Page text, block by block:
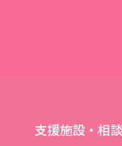
支援施設・相